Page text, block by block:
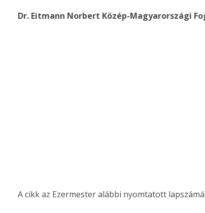
Virágoskert: kertben, Gyógyító növények:
Dr. Eitmann Norbert Közép-Magyarországi
A cikk az Ezermester alábbi nyomtatott